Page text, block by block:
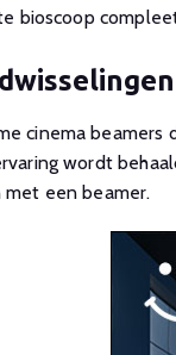
bioscoop
cinema
wordt
een beamer.